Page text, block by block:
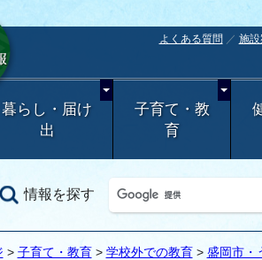
よくある質問 施設
暮らし・届け
出
子育て・教
育
情報を探す
> 子育て・教育> 学校外での教育> 盛岡市・